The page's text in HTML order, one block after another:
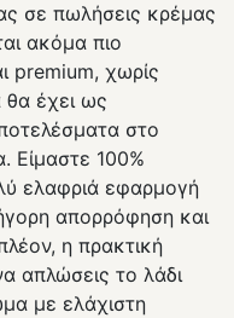
σε πωλήσεις κρέμας
ακόμα πιο
premium, χωρίς
έχει ως
στο
Είμαστε 100%
ελαφριά εφαρμογή
απορρόφηση και
η πρακτική
απλώσεις το λάδι
με ελάχιστη